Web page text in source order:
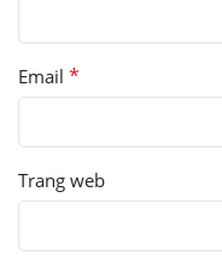
Email *
Trang web